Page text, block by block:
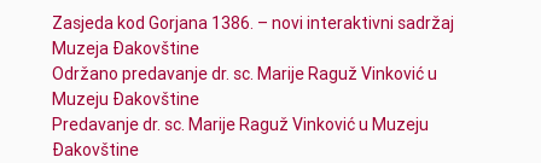
Zasjeda kod Gorjana 1386. – novi interaktivni sadržaj
Muzeja Đakovštine
Održano predavanje dr. sc. Marije Raguž Vinković u
Muzeju Đakovštine
Predavanje dr. sc. Marije Raguž Vinković u Muzeju
Đakovštine